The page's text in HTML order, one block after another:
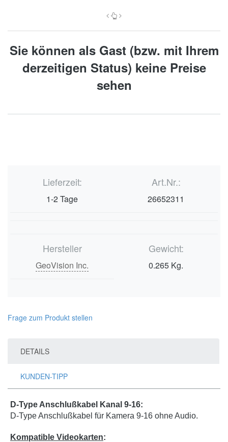
Sie können als Gast (bzw. mit Ihrem
derzeitigen Status) keine Preise
sehen
Lieferzeit:
1-2 Tage
Art.Nr.:
26652311
Hersteller
GeoVision Inc.
Gewicht:
0.265 Kg.
Frage zum Produkt stellen
DETAILS
KUNDEN-TIPP
D-Type Anschlußkabel Kanal 9-16:
D-Type Anschlußkabel für Kamera 9-16 ohne Audio.
Kompatible Videokarten: